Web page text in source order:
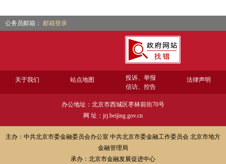
公务员邮箱： 邮箱登录
关于我们 站点地图
投诉、举报
信访、控告
法律声明
办公地址：北京市西城区枣林前街70号
网 址：jrj.beijing.gov.cn
主办：中共北京市委金融委员会办公室 中共北京市委金融工作委员会 北京市地方
金融管理局
承办：北京市金融发展促进中心